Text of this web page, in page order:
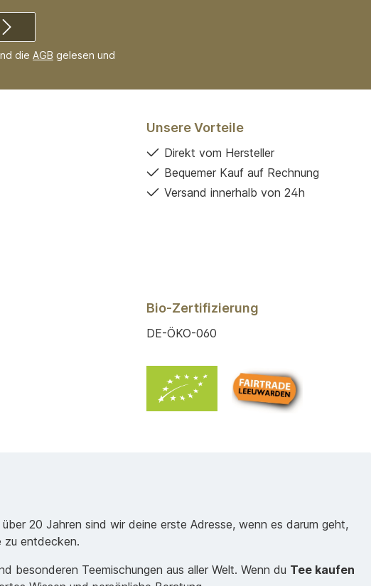
die AGB gelesen und
Unsere Vorteile
Direkt vom Hersteller
Bequemer Kauf auf Rechnung
Versand innerhalb von 24h
Bio-Zertifizierung
DE-ÖKO-060
20 Jahren sind wir deine erste Adresse, wenn es darum geht,
zu entdecken.
besonderen Teemischungen aus aller Welt. Wenn du Tee kaufen